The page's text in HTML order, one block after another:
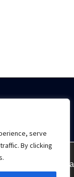
serve
By clicking
Contato
melhor